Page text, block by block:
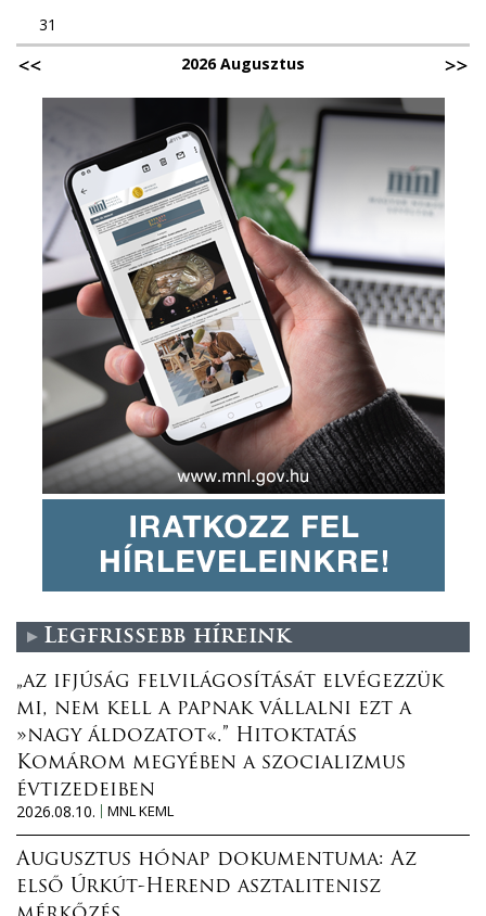
31
2026 Augusztus
Legfrissebb híreink
„az ifjúság felvilágosítását elvégezzük
mi, nem kell a papnak vállalni ezt a
»nagy áldozatot«.” Hitoktatás
Komárom megyében a szocializmus
évtizedeiben
2026.08.10.
MNL KEML
Augusztus hónap dokumentuma: Az
első Úrkút-Herend asztalitenisz